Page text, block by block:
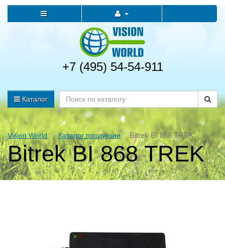
+7 (495) 54-54-911
Каталог
Vision World Каталог продукции Bitrek BI 868 TREK
Bitrek BI 868 TREK